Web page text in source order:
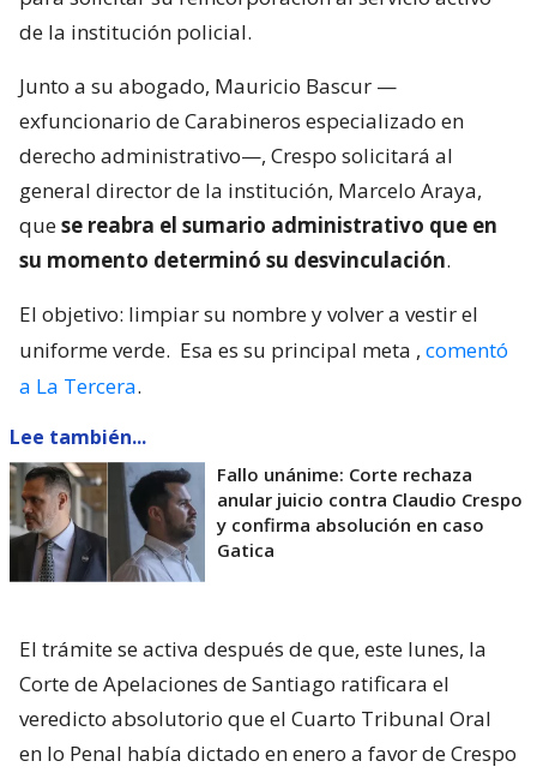
de la institución policial.
Junto a su abogado, Mauricio Bascur —
exfuncionario de Carabineros especializado en
derecho administrativo—, Crespo solicitará al
general director de la institución, Marcelo Araya,
quese reabra el sumario administrativo que en
su momento determinó su desvinculación.
El objetivo: limpiar su nombre y volver a vestir el
uniforme verde. Esa es su principal meta , comentó
a La Tercera.
Lee también...
Fallo unánime: Corte rechaza
anular juicio contra Claudio Crespo
y confirma absolución en caso
Gatica
El trámite se activa después de que, este lunes, la
Corte de Apelaciones de Santiago ratificara el
veredicto absolutorio que el Cuarto Tribunal Oral
en lo Penal había dictado en enero a favor de Crespo